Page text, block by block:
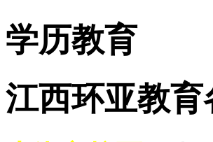
学历教育
江西环亚教